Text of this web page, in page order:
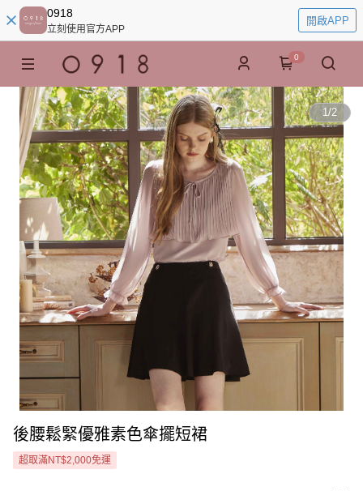
0918
立刻使用官方APP
開啟APP
0
1/2
後腰鬆緊優雅素色傘擺短裙
超取滿NT$2,000免運